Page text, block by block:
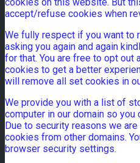
accept/refuse cookies when
We fully respect if you want to
asking you again and again
for that. You are free to opt out
cookies to get a better
will remove all set cookies in
We provide you with a list of
computer in our domain so you
Due to security reasons we
cookies from other domains.
browser security settings.